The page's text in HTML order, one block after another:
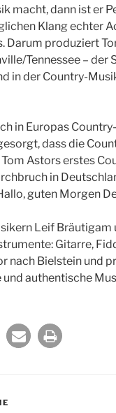
macht, dann ist er
Klang echter
Darum produziert
Tennessee – der
in der Country-
in Europas
dass die
Astors erstes
in
guten Morgen
Leif
Gitarre,
nach Bielstein und
authentische